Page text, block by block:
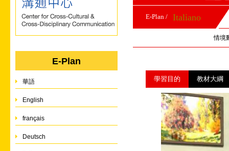
E-Plan
華語
English
français
Deutsch
E-Plan / Italiano
情境
學習目的 教材大綱